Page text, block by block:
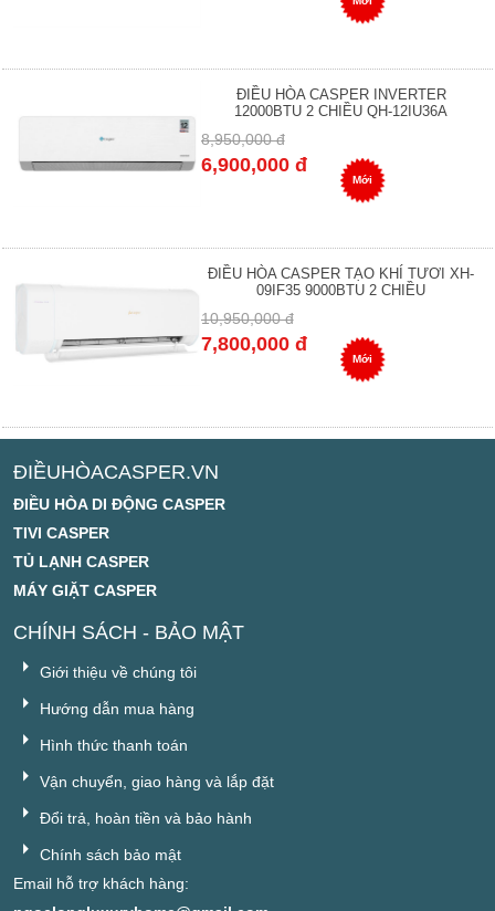
ĐIỀU HÒA CASPER INVERTER
12000BTU 2 CHIỀU QH-12IU36A
8,950,000 đ
6,900,000 đ
Mới
ĐIỀU HÒA CASPER TẠO KHÍ TƯƠI XH-
09IF35 9000BTU 2 CHIỀU
10,950,000 đ
7,800,000 đ
Mới
ĐIỀUHÒACASPER.VN
ĐIỀU HÒA DI ĐỘNG CASPER
TIVI CASPER
TỦ LẠNH CASPER
MÁY GIẶT CASPER
CHÍNH SÁCH - BẢO MẬT
Giới thiệu về chúng tôi
Hướng dẫn mua hàng
Hình thức thanh toán
Vận chuyển, giao hàng và lắp đặt
Đổi trả, hoàn tiền và bảo hành
Chính sách bảo mật
Email hỗ trợ khách hàng: